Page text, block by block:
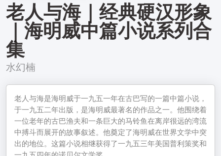
老人与海｜经典硬汉形象
｜海明威中篇小说系列合
集
水幻楠
老人与海是海明威于一九五一年在古巴写的一篇中篇小说，
于一九五二年出版，是海明威最著名的作品之一。他围绕着
一位老年的古巴渔夫和一条巨大的马铃鱼在离岸很远的湾流
中搏斗而展开的故事叙述。他奠定了海明威在世界文学中突
出的地位。这篇小说相继获得了一九五三年美国普利策奖和